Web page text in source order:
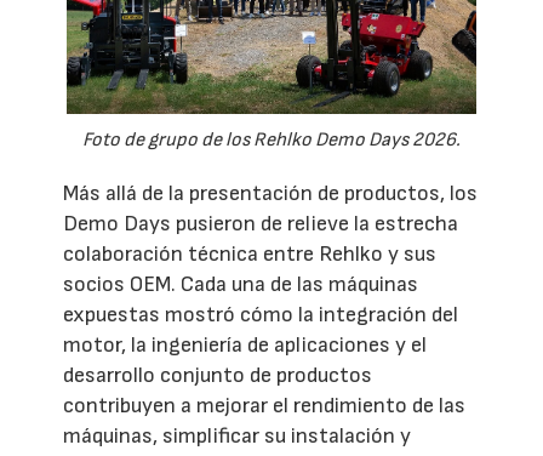
Foto de grupo de los Rehlko Demo Days 2026.
Más allá de la presentación de productos, los
Demo Days pusieron de relieve la estrecha
colaboración técnica entre Rehlko y sus
socios OEM. Cada una de las máquinas
expuestas mostró cómo la integración del
motor, la ingeniería de aplicaciones y el
desarrollo conjunto de productos
contribuyen a mejorar el rendimiento de las
máquinas, simplificar su instalación y